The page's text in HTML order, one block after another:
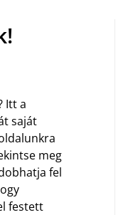
Itt a
saját
meg
fel
festett